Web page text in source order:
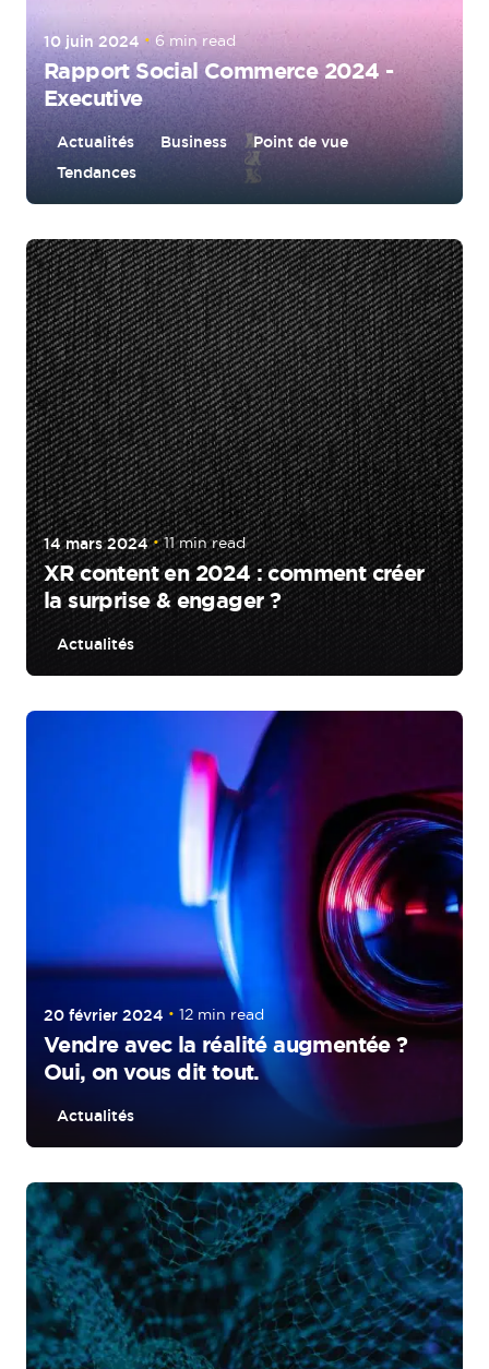
10 juin 2024 6 min read
Rapport Social Commerce 2024 -
Executive
Actualités Business
Point de vue
Tendances
Posted by
tigrz.paris
14 mars 2024 11 min read
XR content en 2024 : comment créer
la surprise & engager ?
Actualités
20 février 2024 12 min read
Vendre avec la réalité augmentée ?
Oui, on vous dit tout.
Actualités
Posted by
tigrz_GF